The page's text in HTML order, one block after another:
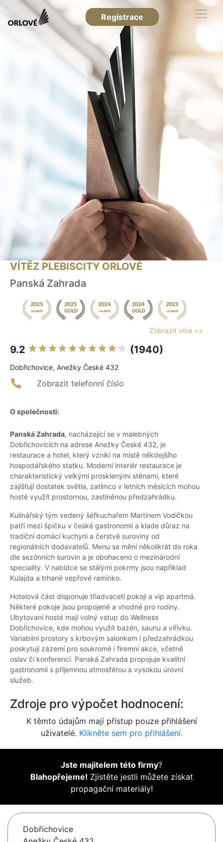
Registrace
VÍTĚZ PLEBISCITY ORLOVÉ
Panská Zahrada
Zobrazit více >>
9.2 (1940)
Dobřichovice, Anežky České 432
Zobrazit telefonní číslo
O společnosti:
Panská Zahrada, nacházející se v malebných
Dobřichovicích na adrese Anežky České 432, je
restaurace a hotel, který vznikl na místě někdejšího
hospodářského statku. Moderní interiér restaurace je
charakteristický velkými prosklenými stěnami, které
zajišťují dostatek světla, zatímco v letních měsících mohou
hosté využít prostornou, zastíněnou předzahrádku.
Kulinářský tým vedený šéfkuchařem Martinem Vodičkou
patří mezi špičku v české gastronomii a klade důraz na
tradiční domácí kuchyni a čerstvé suroviny od
regionálních dodavatelů. Menu se mění několikrát do roka
dle sezónních surovin a je obohaceno o mezinárodní
speciality. V nabídce se stálými pokrmy jsou například
Kulajda a trhané vepřové ramínko.
Hotelová část disponuje třiadvaceti pokoji a vip apartmá.
Některé pokoje jsou propojené a vhodné pro rodiny.
Ubytovaní hosté mají volný vstup do Wellness
Dobřichovice, kde mohou využít bazén, saunu a vířivku.
Variabilní prostory s krbovým salonkem i předzahrádkou
poskytují zázemí pro soukromé i firemní akce, včetně
oslav či konferencí. Panská Zahrada propojuje kvalitní
gastronomii s příjemnou atmosférou a vysokou úrovní
služeb.
Zdroje pro výpočet hodnocení:
K těmto údajům mají přístup pouze přihlášení
uživatelé. Klikněte sem pro přihlášení.
Jste majitelem této firmy?
Blahopřejeme! Zjistěte jestli můžete získat
propagační materiály!
Dobřichovice